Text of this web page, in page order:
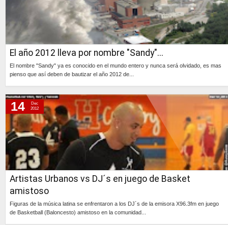
El año 2012 lleva por nombre "Sandy"...
El nombre "Sandy" ya es conocido en el mundo entero y nunca será olvidado, es mas
pienso que así deben de bautizar el año 2012 de...
Artistas Urbanos vs DJ´s en juego de Basket
amistoso
Figuras de la música latina se enfrentaron a los DJ´s de la emisora X96.3fm en juego
de Basketball (Baloncesto) amistoso en la comunidad...
14
Dec
2012